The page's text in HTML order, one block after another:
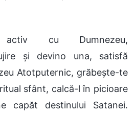
activ cu Dumnezeu,
și devino una, satisfă
Atotputernic, grăbește-te
sfânt, calcă-l în picioare
capăt destinului Satanei.